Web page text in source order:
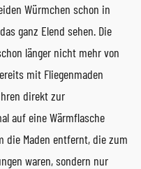
Würmchen schon in
ganz Elend sehen. Die
länger nicht mehr von
mit Fliegenmaden
direkt zur
auf eine Wärmflasche
die Maden entfernt, die zum
waren, sondern nur